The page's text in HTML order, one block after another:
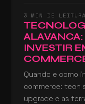
3 MIN DE LEITURA
INVESTIR
Quando e como
commerce: tech
upgrade e as